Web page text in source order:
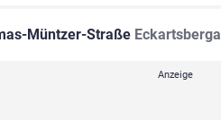
Müntzer-Straße Eckartsberga